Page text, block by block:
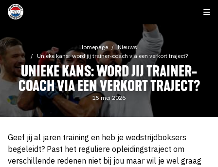
Homepage
Nieuws
Unieke kans: word jij trainer-coach via een verkort traject?
UNIEKE KANS: WORD JIJ TRAINER-
COACH VIA EEN VERKORT TRAJECT?
15 mei 2026
Geef jij al jaren training en heb je wedstrijdboksers
begeleidt? Past het reguliere opleidingstraject om
verschillende redenen niet bij jou maar wil je wel graag